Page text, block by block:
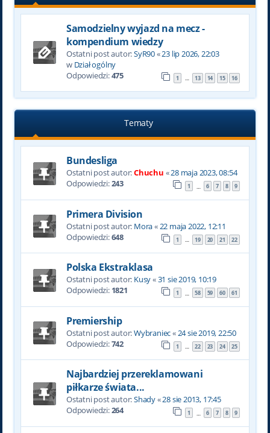
Samodzielny wyjazd na mecz -
kompendium wiedzy
Ostatni post autor:SyR90«23 lip 2026, 22:03
w Dział ogólny
Odpowiedzi:475 1 … 13 14 15 16
Tematy
Bundesliga
Ostatni post autor:Chuchu «28 maja 2023, 08:54
Odpowiedzi:243 1 … 6 7 8 9
Primera Division
Ostatni post autor: Mora«22 maja 2022, 12:11
Odpowiedzi:648 1 … 19 20 21 22
Polska Ekstraklasa
Ostatni post autor: Kusy«31 sie 2019, 10:19
Odpowiedzi: 1821 1 … 58 59 60 61
Premiership
Ostatni post autor:Wybraniec«24 sie 2019, 22:50
Odpowiedzi:742 1 … 22 23 24 25
Najbardziej przereklamowani
piłkarze świata...
Ostatni post autor:Shady«28 sie 2013, 17:45
Odpowiedzi:264 1 … 6 7 8 9